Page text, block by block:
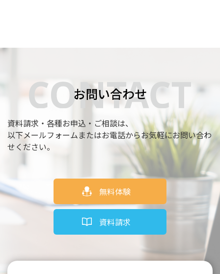
お問い合わせ
資料請求・各種お申込・ご相談は、
以下メールフォームまたはお電話からお気軽にお問い合わ
せください。
無料体験
資料請求